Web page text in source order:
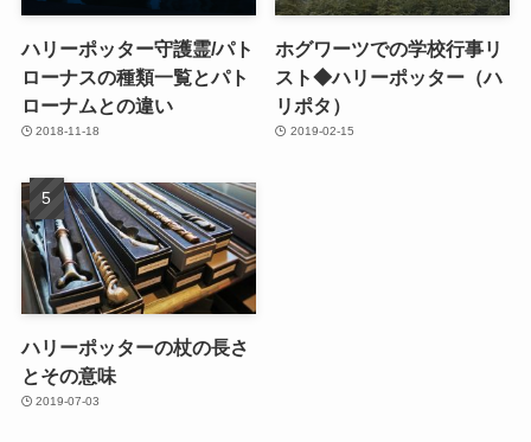
ハリーポッター守護霊/パト
ローナスの種類一覧とパト
ローナムとの違い
2018-11-18
ホグワーツでの学校行事リ
スト◆ハリーポッター（ハ
リポタ）
2019-02-15
ハリーポッターの杖の長さ
とその意味
2019-07-03